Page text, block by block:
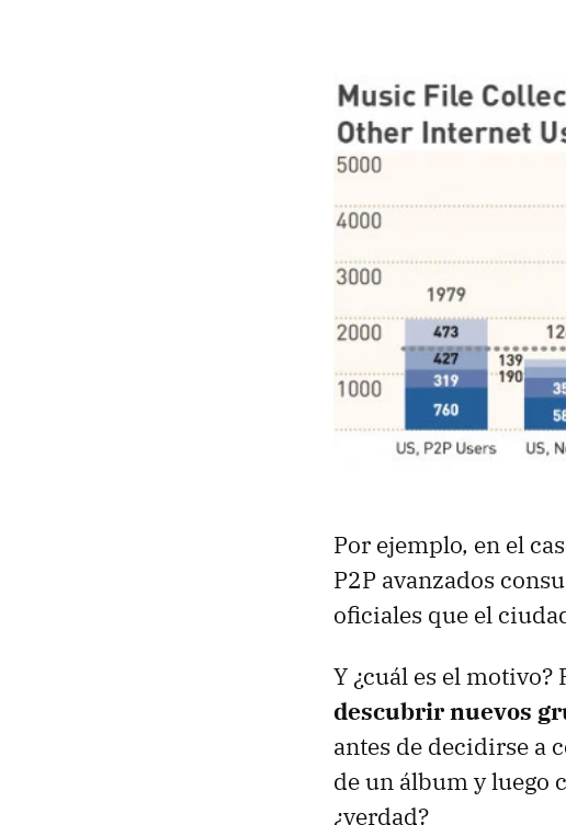
Por ejemplo, en el
P2P avanzados
oficiales que el
Y ¿cuál es el
descubrir nuevos
antes de decidirse a
de un álbum y luego
¿verdad?